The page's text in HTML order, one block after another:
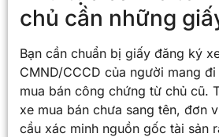
chủ cần những
Bạn cần chuẩn bị giấy đăng ký
CMND/CCCD của người mang
mua bán công chứng từ chủ cũ.
xe mua bán chưa sang tên, đơn
cầu xác minh nguồn gốc tài sản